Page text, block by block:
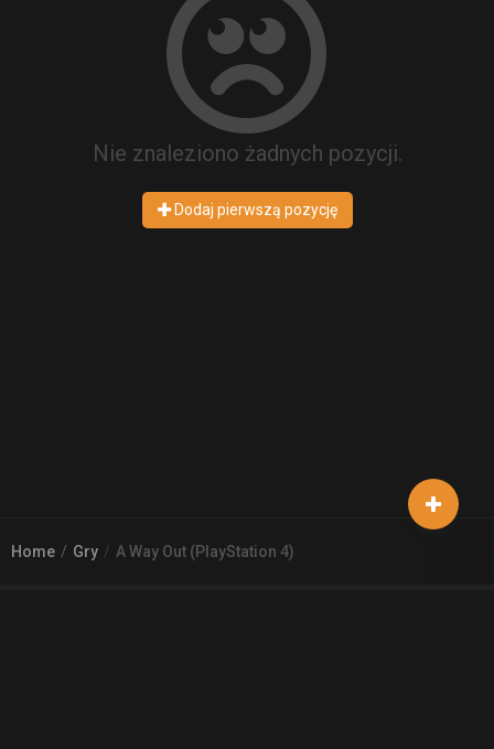
Nie znaleziono żadnych pozycji.
Dodaj pierwszą pozycję
Home Gry A Way Out (PlayStation 4)